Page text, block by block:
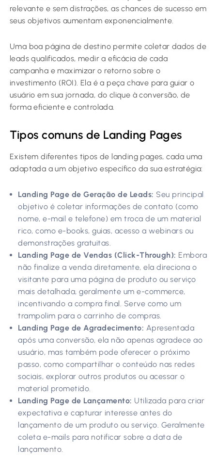
relevante e sem distrações, as chances de sucesso em
seus objetivos aumentam exponencialmente.
Uma boa página de destino permite coletar dados de
leads qualificados, medir a eficácia de cada
campanha e maximizar o retorno sobre o
investimento (ROI). Ela é a peça chave para guiar o
usuário em sua jornada, do clique à conversão, de
forma eficiente e controlada.
Tipos comuns de Landing Pages
Existem diferentes tipos de landing pages, cada uma
adaptada a um objetivo específico da sua estratégia:
Landing Page de Geração de Leads: Seu principal
objetivo é coletar informações de contato (como
nome, e-mail e telefone) em troca de um material
rico, como e-books, guias, acesso a webinars ou
demonstrações gratuitas.
Landing Page de Vendas (Click-Through): Embora
não finalize a venda diretamente, ela direciona o
visitante para uma página de produto ou serviço
mais detalhada, geralmente um e-commerce,
incentivando a compra final. Serve como um
trampolim para o carrinho de compras.
Landing Page de Agradecimento: Apresentada
após uma conversão, ela não apenas agradece ao
usuário, mas também pode oferecer o próximo
passo, como compartilhar o conteúdo nas redes
sociais, explorar outros produtos ou acessar o
material prometido.
Landing Page de Lançamento: Utilizada para criar
expectativa e capturar interesse antes do
lançamento de um produto ou serviço. Geralmente
coleta e-mails para notificar sobre a data de
lançamento.